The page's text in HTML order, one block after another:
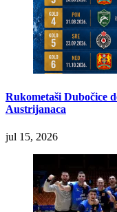
Rukometaši Dubočice
Austrijanaca
jul 15, 2026